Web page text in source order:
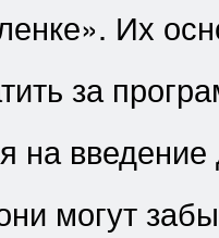
Их
за
на
могут